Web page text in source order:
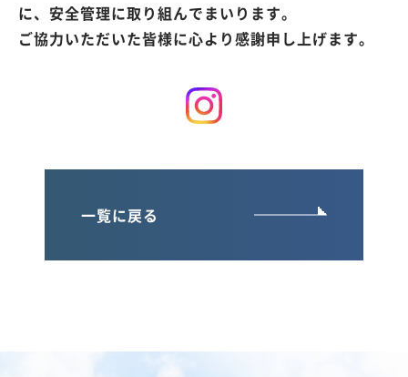
に、安全管理に取り組んでまいります。
ご協力いただいた皆様に心より感謝申し上げます。
一覧に戻る